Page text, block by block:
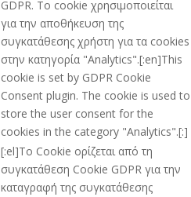
GDPR. Το cookie χρησιμοποιείται
για την αποθήκευση της
συγκατάθεσης χρήστη για τα cookies
στην κατηγορία "Analytics".[:en]This
cookie is set by GDPR Cookie
Consent plugin. The cookie is used to
store the user consent for the
cookies in the category "Analytics".[:]
[:el]Το Cookie ορίζεται από τη
συγκατάθεση Cookie GDPR για την
καταγραφή της συγκατάθεσης